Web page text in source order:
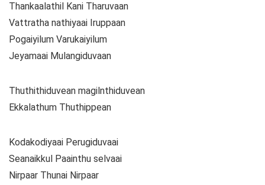
Thankaalathil Kani Tharuvaan
Vattratha nathiyaai Iruppaan
Pogaiyilum Varukaiyilum
Jeyamaai Mulangiduvaan
Thuthithiduvean magilnthiduvean
Ekkalathum Thuthippean
Kodakodiyaai Perugiduvaai
Seanaikkul Paainthu selvaai
Nirpaar Thunai Nirpaar